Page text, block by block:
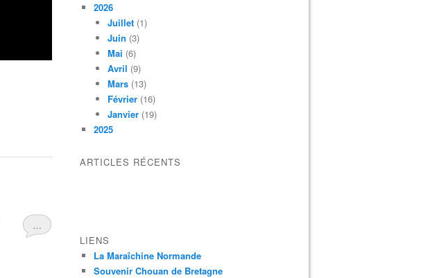
…
2026
Juillet (1)
Juin (3)
Mai (6)
Avril (9)
Mars (13)
Février (16)
Janvier (19)
2025
ARTICLES RÉCENTS
LIENS
La Maraîchine Normande
Souvenir Chouan de Bretagne